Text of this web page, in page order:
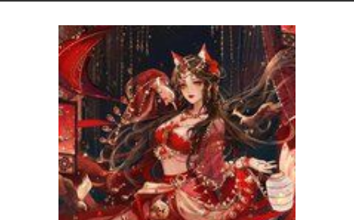
Truyện Mới Ra
Hoàn Thành